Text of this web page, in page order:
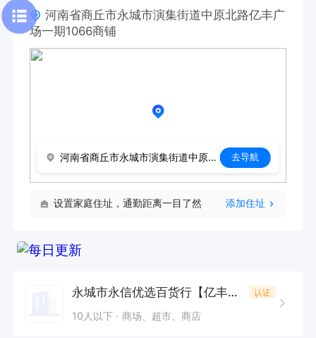
河南省商丘市永城市演集街道中原北路亿丰广
场一期1066商铺
河南省商丘市永城市演集街道中原北路亿丰广场一期1066商铺 去导航
设置家庭住址，通勤距离一目了然 添加住址
永城市永信优选百货行【亿丰广场店】 认证
10人以下 商场、超市、商店